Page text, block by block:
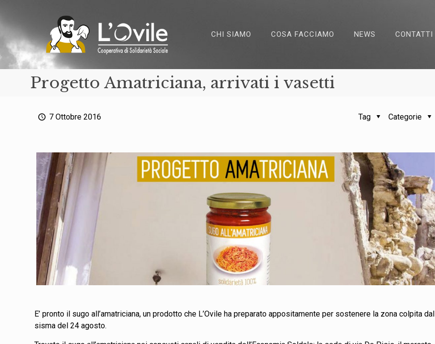
CHI SIAMO COSA FACCIAMO NEWS CONTATTI
Progetto Amatriciana, arrivati i vasetti
7 Ottobre 2016 Categorie
Tag
E’ pronto il sugo all’amatriciana, un prodotto che L’Ovile ha preparato appositamente per sostenere la zona colpita dal
sisma del 24 agosto.